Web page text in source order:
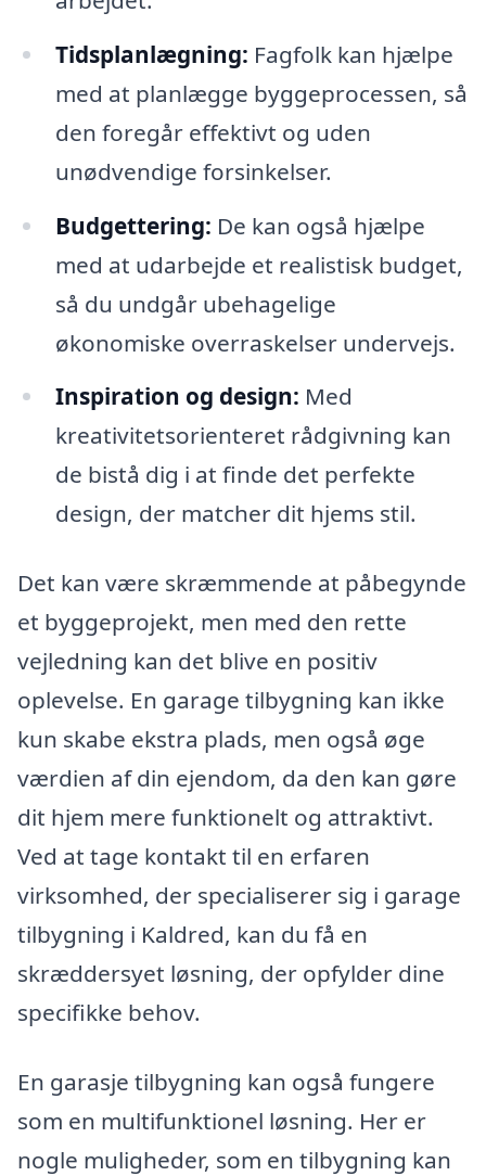
Tidsplanlægning: Fagfolk kan hjælpe
med at planlægge byggeprocessen, så
den foregår effektivt og uden
unødvendige forsinkelser.
Budgettering: De kan også hjælpe
med at udarbejde et realistisk budget,
så du undgår ubehagelige
økonomiske overraskelser undervejs.
Inspiration og design: Med
kreativitetsorienteret rådgivning kan
de bistå dig i at finde det perfekte
design, der matcher dit hjems stil.
Det kan være skræmmende at påbegynde
et byggeprojekt, men med den rette
vejledning kan det blive en positiv
oplevelse. En garage tilbygning kan ikke
kun skabe ekstra plads, men også øge
værdien af din ejendom, da den kan gøre
dit hjem mere funktionelt og attraktivt.
Ved at tage kontakt til en erfaren
virksomhed, der specialiserer sig i garage
tilbygning i Kaldred, kan du få en
skræddersyet løsning, der opfylder dine
specifikke behov.
En garasje tilbygning kan også fungere
som en multifunktionel løsning. Her er
nogle muligheder, som en tilbygning kan